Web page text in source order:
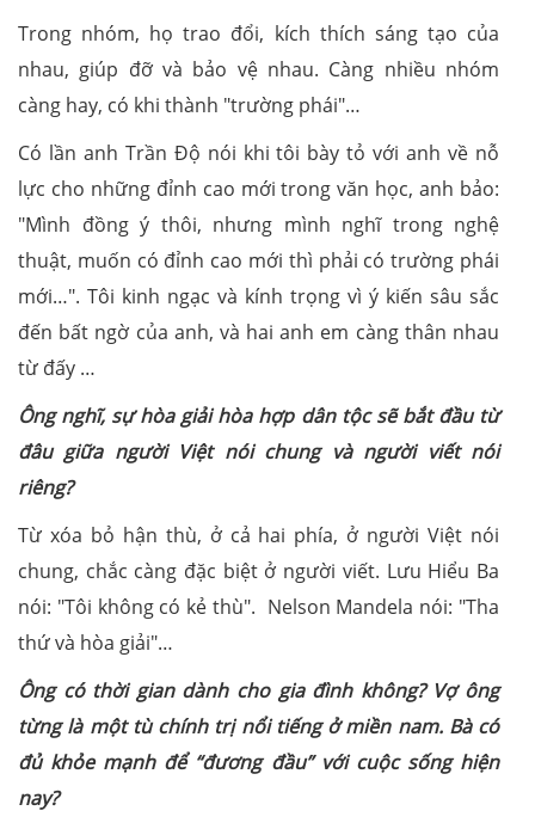
Trong nhóm, họ trao đổi, kích thích sáng tạo của
nhau, giúp đỡ và bảo vệ nhau. Càng nhiều nhóm
càng hay, có khi thành "trường phái"…
Có lần anh Trần Độ nói khi tôi bày tỏ với anh về nỗ
lực cho những đỉnh cao mới trong văn học, anh bảo:
"Mình đồng ý thôi, nhưng mình nghĩ trong nghệ
thuật, muốn có đỉnh cao mới thì phải có trường phái
mới…". Tôi kinh ngạc và kính trọng vì ý kiến sâu sắc
đến bất ngờ của anh, và hai anh em càng thân nhau
từ đấy …
Ông nghĩ, sự hòa giải hòa hợp dân tộc sẽ bắt đầu từ
đâu giữa người Việt nói chung và người viết nói
riêng?
Từ xóa bỏ hận thù, ở cả hai phía, ở người Việt nói
chung, chắc càng đặc biệt ở người viết. Lưu Hiểu Ba
nói: "Tôi không có kẻ thù". Nelson Mandela nói: "Tha
thứ và hòa giải"…
Ông có thời gian dành cho gia đình không? Vợ ông
từng là một tù chính trị nổi tiếng ở miền nam. Bà có
đủ khỏe mạnh để “đương đầu” với cuộc sống hiện
nay?